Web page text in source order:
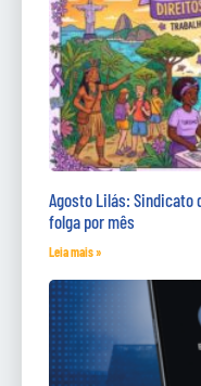
Agosto Lilás: Sindicato
folga por mês
Leia mais »